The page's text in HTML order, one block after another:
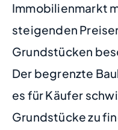
Immobilienmarkt
steigenden
Grundstücken
Der begrenzte
es für Käufer
Grundstücke zu